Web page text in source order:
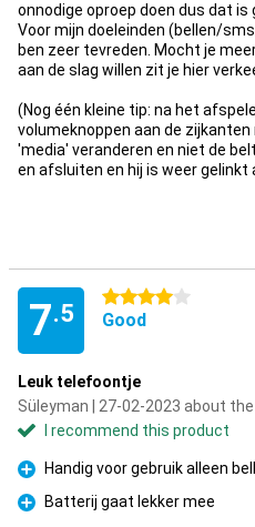
onnodige oproep doen dus dat is
Voor mijn doeleinden (bellen/
ben zeer tevreden. Mocht je
aan de slag willen zit je hier
(Nog één kleine tip: na het
volumeknoppen aan de
'media' veranderen en niet de
en afsluiten en hij is weer gelinkt
7.5
4 stars
Good
Leuk telefoontje
Süleyman | 27-02-2023 about
I recommend this product
Pro
Handig voor gebruik alleen
Pro
Batterij gaat lekker mee